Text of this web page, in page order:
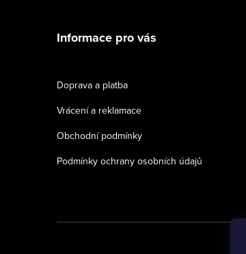
Informace pro vás
Doprava a platba
Vrácení a reklamace
Obchodní podmínky
Podmínky ochrany osobních údajů